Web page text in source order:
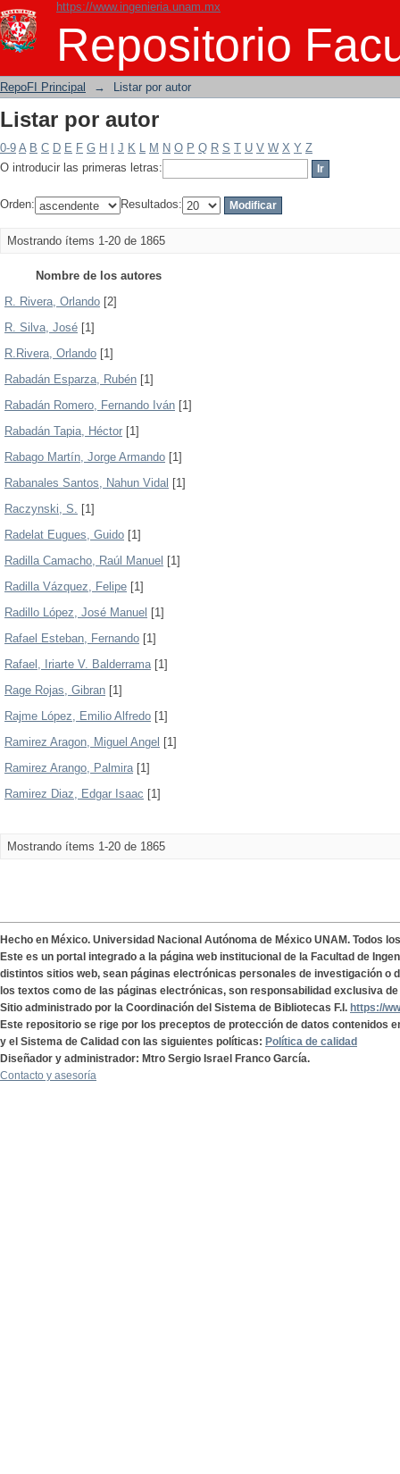
https://www.ingenieria.unam.mx
Repositorio
Listar por autor
RepoFI Principal → Listar por autor
Listar por autor
0-9 A B C D E F G H J K L M N O P Q R S T U V W X Y Z
O introducir las primeras letras:
Orden: Resultados:
Mostrando ítems 1-20 de 1865
Nombre de los autores
R. Rivera, Orlando [2]
R. Silva, José [1]
R.Rivera, Orlando [1]
Rabadán Esparza, Rubén [1]
Rabadán Romero, Fernando Iván [1]
Rabadán Tapia, Héctor [1]
Rabago Martín, Jorge Armando [1]
Rabanales Santos, Nahun Vidal [1]
Raczynski, S. [1]
Radelat Eugues, Guido [1]
Radilla Camacho, Raúl Manuel [1]
Radilla Vázquez, Felipe [1]
Radillo López, José Manuel [1]
Rafael Esteban, Fernando [1]
Rafael, Iriarte V. Balderrama[1]
Rage Rojas, Gibran [1]
Rajme López, Emilio Alfredo [1]
Ramirez Aragon, Miguel Angel [1]
Ramirez Arango, Palmira[1]
Ramirez Diaz, Edgar Isaac [1]
Mostrando ítems 1-20 de 1865
Hecho en México. Universidad Nacional Autónoma de México UNAM. Todos
Este es un portal integrado a la página web institucional de la Facultad de
distintos sitios web, sean páginas electrónicas personales de investigación o
los textos como de las páginas electrónicas, son responsabilidad exclusiva
Sitio administrado por la Coordinación del Sistema de Bibliotecas F.I. https://
Este repositorio se rige por los preceptos de protección de datos contenidos
y el Sistema de Calidad con las siguientes políticas: Política de calidad
Diseñador y administrador: Mtro Sergio Israel Franco García.
Contacto y asesoría